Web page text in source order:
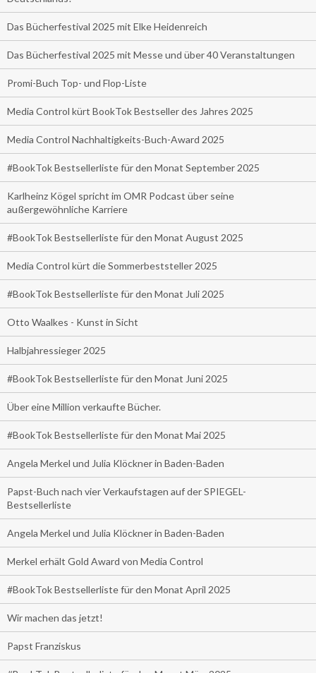
Das Bücherfestival 2025 mit Elke Heidenreich
Das Bücherfestival 2025 mit Messe und über 40 Veranstaltungen
Promi-Buch Top- und Flop-Liste
Media Control kürt BookTok Bestseller des Jahres 2025
Media Control Nachhaltigkeits-Buch-Award 2025
#BookTok Bestsellerliste für den Monat September 2025
Karlheinz Kögel spricht im OMR Podcast über seine
außergewöhnliche Karriere
#BookTok Bestsellerliste für den Monat August 2025
Media Control kürt die Sommerbeststeller 2025
#BookTok Bestsellerliste für den Monat Juli 2025
Otto Waalkes - Kunst in Sicht
Halbjahressieger 2025
#BookTok Bestsellerliste für den Monat Juni 2025
Über eine Million verkaufte Bücher.
#BookTok Bestsellerliste für den Monat Mai 2025
Angela Merkel und Julia Klöckner in Baden-Baden
Papst-Buch nach vier Verkaufstagen auf der SPIEGEL-
Bestsellerliste
Angela Merkel und Julia Klöckner in Baden-Baden
Merkel erhält Gold Award von Media Control
#BookTok Bestsellerliste für den Monat April 2025
Wir machen das jetzt!
Papst Franziskus